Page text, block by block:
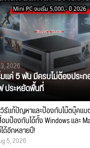
2026
ค่ 5 พัน มีครบไม่ต้องประก
ประหยัดพื้นที่
ธีแก้ปัญหาและป้องกันโน๊ตบุ๊คแ
อมป้องกันได้ทั้ง Windows และ
ด้อีกหลายปี!
5, 2026